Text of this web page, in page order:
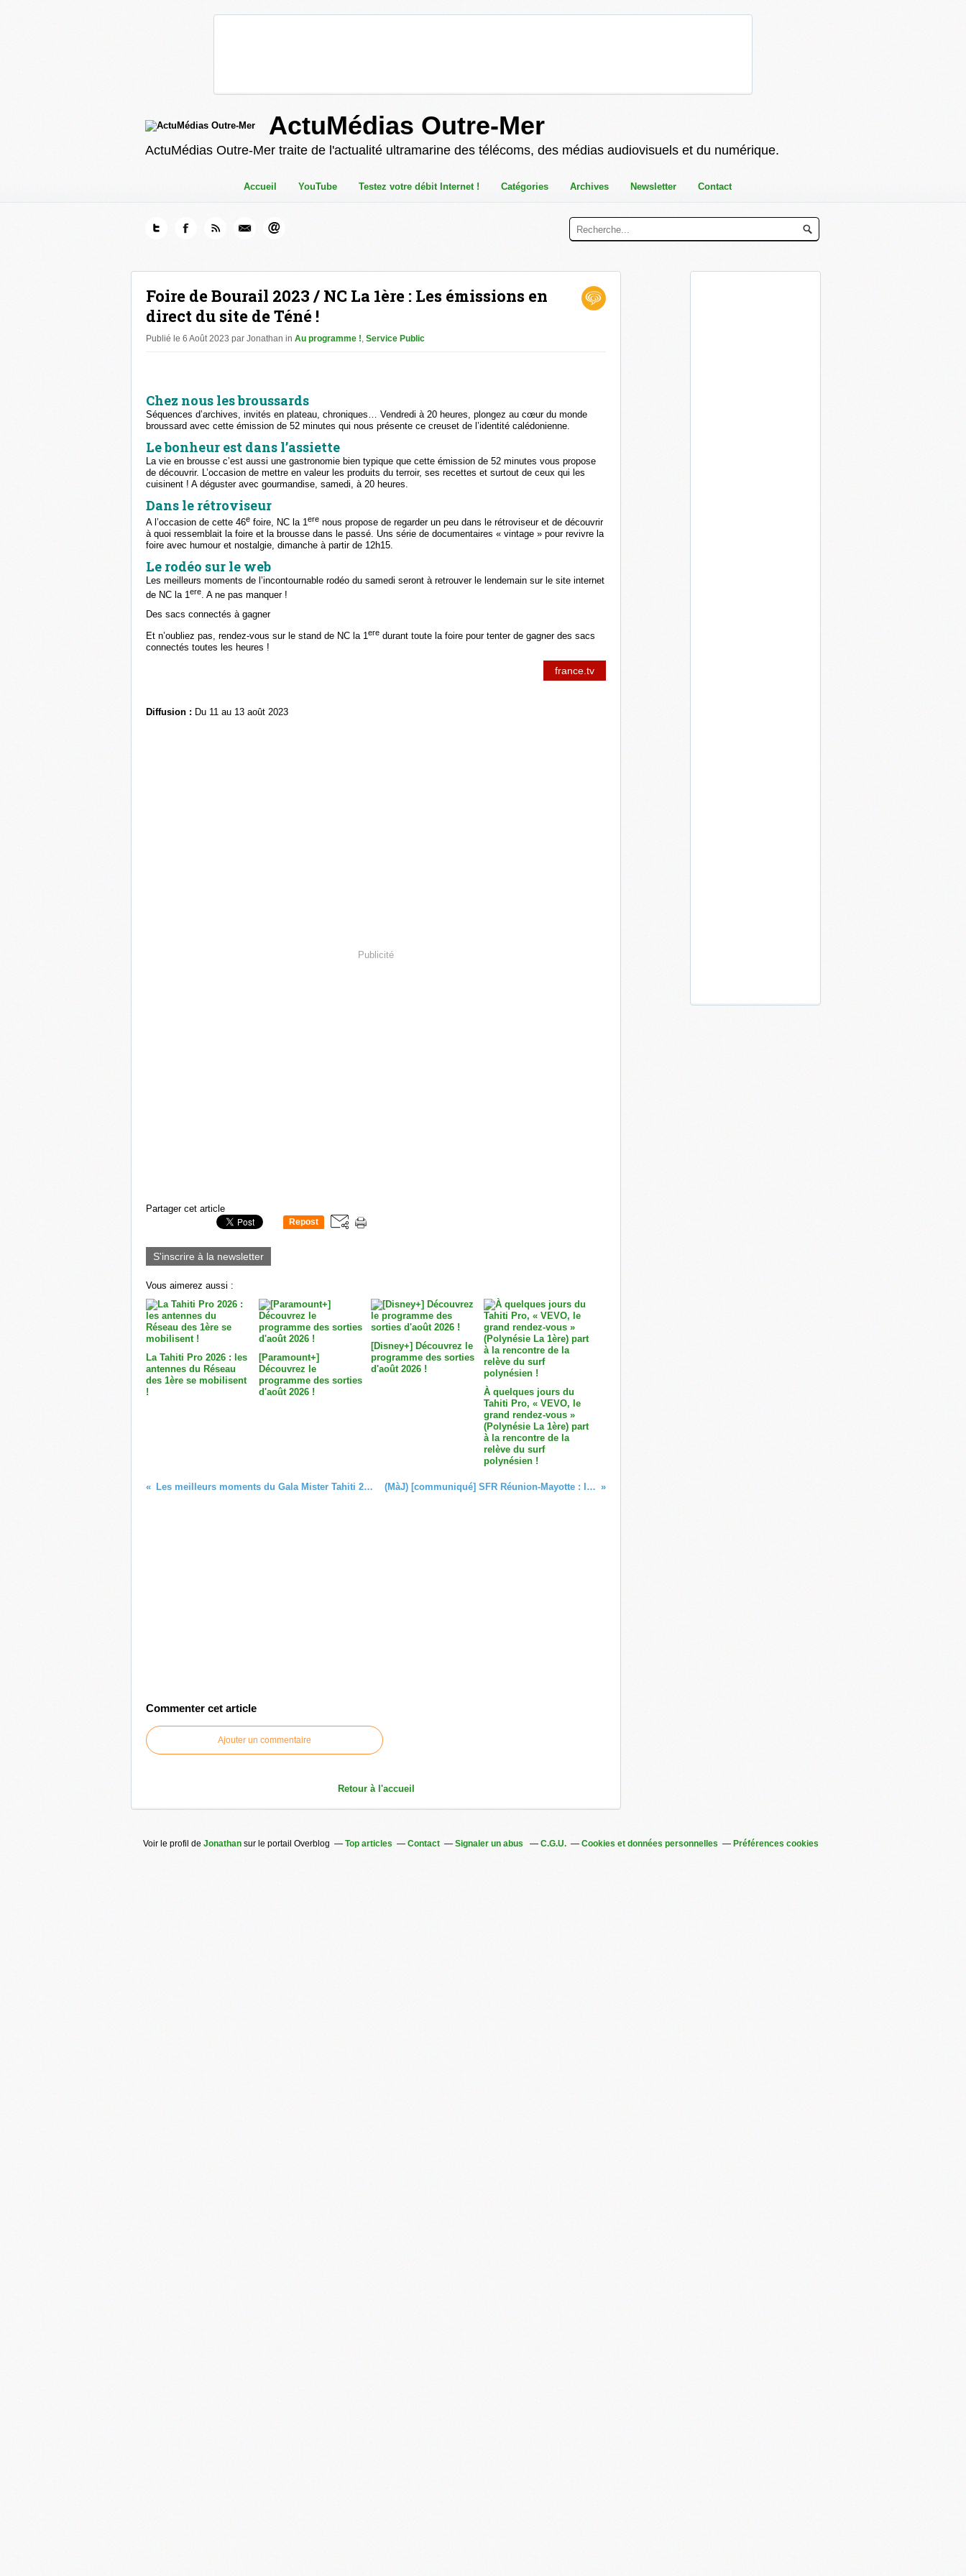
ActuMédias Outre-Mer
ActuMédias Outre-Mer traite de l'actualité ultramarine des télécoms, des médias audiovisuels et du numérique.
Accueil YouTube Testez votre débit Internet ! Catégories Archives Newsletter Contact
Foire de Bourail 2023 / NC La 1ère : Les émissions en
direct du site de Téné !
Publié le 6 Août 2023 par Jonathan in Au programme !, Service Public
Chez nous les broussards
Séquences d’archives, invités en plateau, chroniques… Vendredi à 20 heures, plongez au cœur du monde
broussard avec cette émission de 52 minutes qui nous présente ce creuset de l’identité calédonienne.
Le bonheur est dans l’assiette
La vie en brousse c’est aussi une gastronomie bien typique que cette émission de 52 minutes vous propose
de découvrir. L’occasion de mettre en valeur les produits du terroir, ses recettes et surtout de ceux qui les
cuisinent ! A déguster avec gourmandise, samedi, à 20 heures.
Dans le rétroviseur
A l’occasion de cette 46e foire, NC la 1ere nous propose de regarder un peu dans le rétroviseur et de découvrir
à quoi ressemblait la foire et la brousse dans le passé. Uns série de documentaires « vintage » pour revivre la
foire avec humour et nostalgie, dimanche à partir de 12h15.
Le rodéo sur le web
Les meilleurs moments de l’incontournable rodéo du samedi seront à retrouver le lendemain sur le site internet
de NC la 1ere. A ne pas manquer !
Des sacs connectés à gagner
Et n’oubliez pas, rendez-vous sur le stand de NC la 1 ere durant toute la foire pour tenter de gagner des sacs
connectés toutes les heures !
france.tv
Diffusion : Du 11 au 13 août 2023
Publicité
Partager cet article
Repost
S'inscrire à la newsletter
Vous aimerez aussi :
La Tahiti Pro 2026 : les
antennes du Réseau
des 1ère se mobilisent
!
[Paramount+]
Découvrez le
programme des sorties
d'août 2026 !
[Disney+] Découvrez le
programme des sorties
d'août 2026 !
À quelques jours du
Tahiti Pro, « VEVO, le
grand rendez-vous »
(Polynésie La 1ère) part
à la rencontre de la
relève du surf
polynésien !
Les meilleurs moments du Gala Mister Tahiti 2023 sera à voir sur Polynésie La 1ère ! (MàJ) [communiqué] SFR Réunion-Mayotte : Incident sur les câbles sous-marins !
Commenter cet article
Ajouter un commentaire
Retour à l'accueil
Voir le profil de Jonathan sur le portail Overblog Top articles Contact Signaler un abus C.G.U. Cookies et données personnelles Préférences cookies